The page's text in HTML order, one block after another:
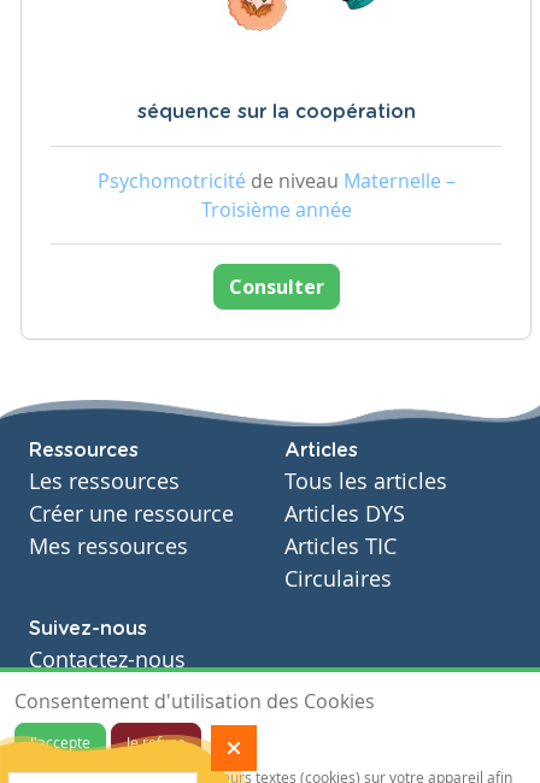
séquence sur la coopération
Psychomotricité de niveau Maternelle –
Troisième année
Consulter
Ressources
Les ressources
Créer une ressource
Mes ressources
Articles
Tous les articles
Articles DYS
Articles TIC
Circulaires
Suivez-nous
Contactez-nous
Soutien scolaire
Notre page Facebook
S'inscrire à notre newsletter
Consentement d'utilisation des Cookies
J'accepte
Je refuse
Notre site sauvegarde des traceurs textes (cookies) sur votre appareil afin